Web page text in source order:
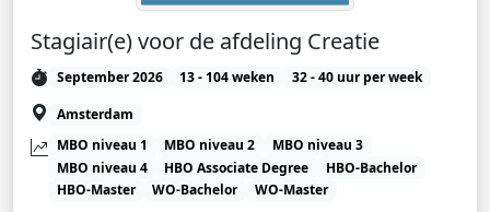
Stagiair(e) voor de afdeling Creatie
September 2026 13 - 104 weken
32 - 40 uur per week
Amsterdam
MBO niveau 1
MBO niveau 2
MBO niveau 3
MBO niveau 4
HBO Associate Degree
HBO-Bachelor
HBO-Master
WO-Bachelor
WO-Master